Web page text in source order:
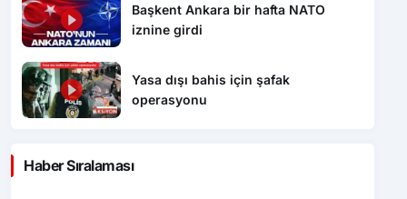
Başkent Ankara bir hafta NATO
iznine girdi
Yasa dışı bahis için şafak
operasyonu
Haber Sıralaması